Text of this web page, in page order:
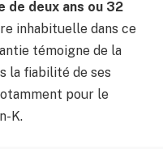
de deux ans ou 32
inhabituelle dans ce
témoigne de la
la fiabilité de ses
pour le
K.